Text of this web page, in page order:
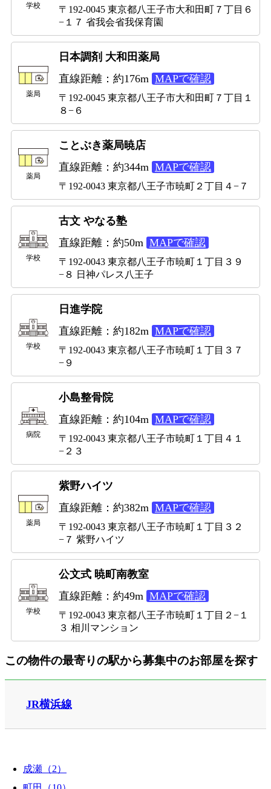
学校
〒192-0045 東京都八王子市大和田町７丁目６
−１７ 省我会省我保育園
薬局
日本調剤 大和田薬局
直線距離：約176m MAPで確認
〒192-0045 東京都八王子市大和田町７丁目１
８−６
薬局
ことぶき薬局暁店
直線距離：約344m MAPで確認
〒192-0043 東京都八王子市暁町２丁目４−７
学校
古文 やなる塾
直線距離：約50m MAPで確認
〒192-0043 東京都八王子市暁町１丁目３９
−８ 日神パレス八王子
学校
日進学院
直線距離：約182m MAPで確認
〒192-0043 東京都八王子市暁町１丁目３７
−９
病院
小島整骨院
直線距離：約104m MAPで確認
〒192-0043 東京都八王子市暁町１丁目４１
−２３
薬局
紫野ハイツ
直線距離：約382m MAPで確認
〒192-0043 東京都八王子市暁町１丁目３２
−７ 紫野ハイツ
学校
公文式 暁町南教室
直線距離：約49m MAPで確認
〒192-0043 東京都八王子市暁町１丁目２−１
３ 相川マンション
この物件の最寄りの駅から募集中のお部屋を探す
JR横浜線
成瀬（2）